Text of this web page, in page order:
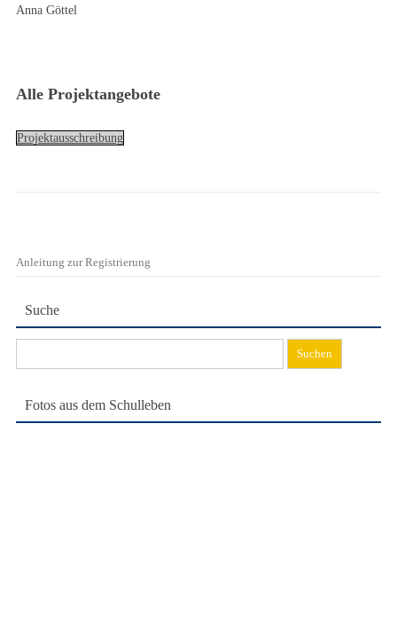
Anna Göttel
Alle Projektangebote
Projektausschreibung
Anleitung zur Registrierung
Suche
nach:
Fotos aus dem Schulleben